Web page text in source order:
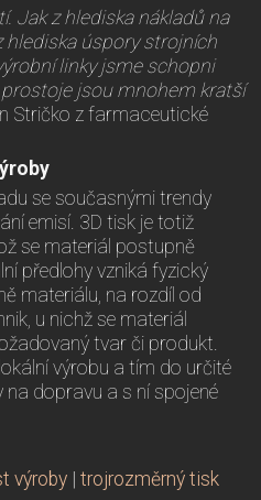
Jak z hlediska nákladů na
hlediska úspory strojních
linky jsme schopni
prostoje jsou mnohem kratší
Stričko z farmaceutické
se současnými trendy
emisí. 3D tisk je totiž
se materiál postupně
předlohy vzniká fyzický
materiálu, na rozdíl od
u nichž se materiál
tvar či produkt.
výrobu a tím do určité
dopravu a s ní spojené
výroby | trojrozměrný tisk